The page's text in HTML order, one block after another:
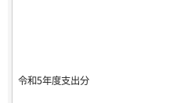
令和5年度支出分